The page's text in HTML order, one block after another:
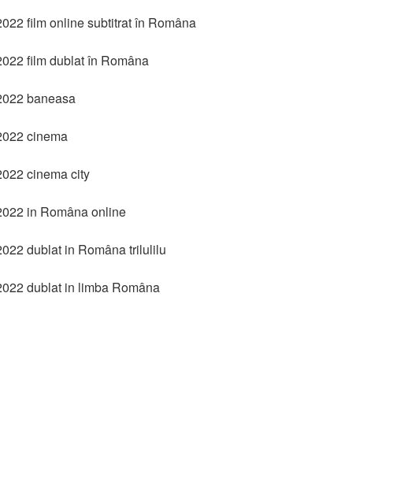
film online subtitrat în Româna
film dublat în Româna
baneasa
cinema
cinema city
in Româna online
dublat in Româna trilulilu
dublat in limba Româna